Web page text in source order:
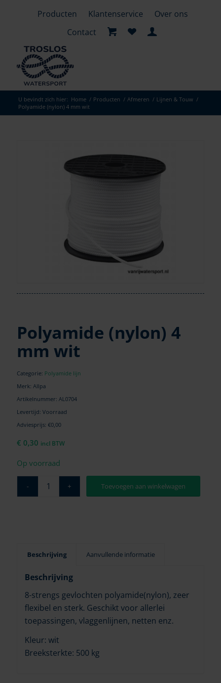
Producten Klantenservice
Over ons
Contact
U bevindt zich hier: Home / Producten / Afmeren / Lijnen & Touw /
Polyamide (nylon) 4 mm wit
Polyamide (nylon) 4
mm wit
Categorie: Polyamide lijn
Merk: Allpa
Artikelnummer: AL0704
Levertijd: Voorraad
Adviesprijs: €0,00
€ 0,30 incl BTW
Op voorraad
Toevoegen aan winkelwagen
Beschrijving Aanvullende informatie
Beschrijving
8-strengs gevlochten polyamide(nylon), zeer
flexibel en sterk. Geschikt voor allerlei
toepassingen, vlaggenlijnen, netten enz.
Kleur: wit
Breeksterkte: 500 kg